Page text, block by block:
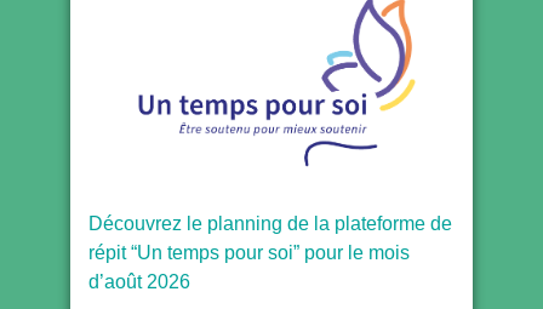
Découvrez le planning de la plateforme de
répit “Un temps pour soi” pour le mois
d’août 2026